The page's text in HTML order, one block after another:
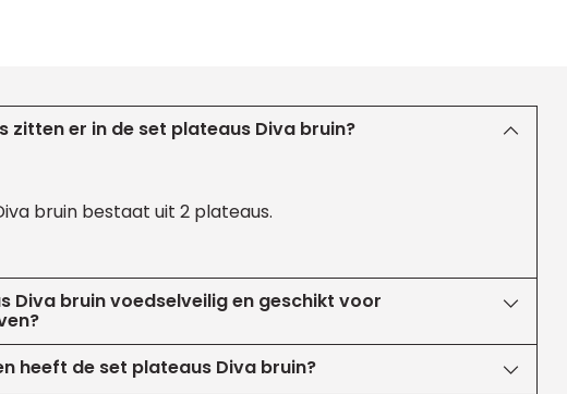
zitten er in de set plateaus Diva bruin?
bruin bestaat uit 2 plateaus.
Diva bruin voedselveilig en geschikt voor
heeft de set plateaus Diva bruin?